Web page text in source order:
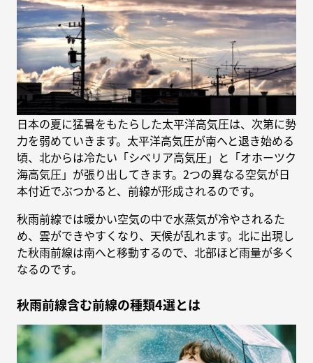
日本の夏に猛暑をもたらした太平洋高気圧は、次第に勢
力を弱めていきます。太平洋高気圧が南へと退き始める
頃、北からは冷たい「シベリア高気圧」と「オホーツク
海高気圧」が張り出してきます。2つの異なる空気が日
本付近でぶつかると、前線が形成されるのです。
秋雨前線では暖かい空気の中で水蒸気が冷やされるた
め、雲ができやすくなり、天候が乱れます。北に出現し
た秋雨前線は南へと移動するので、北部ほど雨量が多く
なるのです。
秋雨前線含む前線の種類4選とは